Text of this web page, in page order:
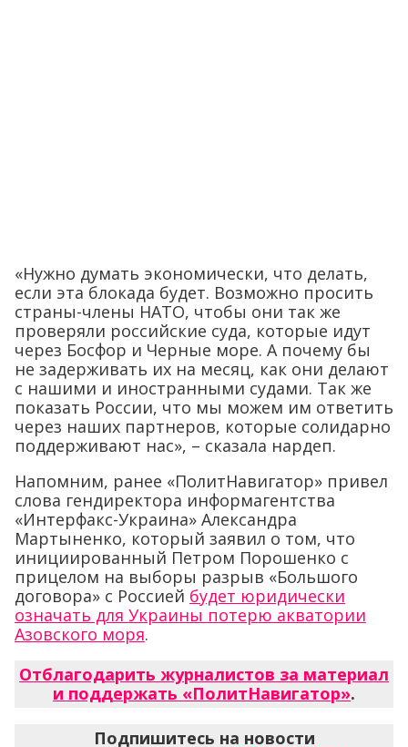
«Нужно думать экономически, что делать,
если эта блокада будет. Возможно просить
страны-члены НАТО, чтобы они так же
проверяли российские суда, которые идут
через Босфор и Черные море. А почему бы
не задерживать их на месяц, как они делают
с нашими и иностранными судами. Так же
показать России, что мы можем им ответить
через наших партнеров, которые солидарно
поддерживают нас», – сказала нардеп.
Напомним, ранее «ПолитНавигатор» привел
слова гендиректора информагентства
«Интерфакс-Украина» Александра
Мартыненко, который заявил о том, что
инициированный Петром Порошенко с
прицелом на выборы разрыв «Большого
договора» с Россией будет юридически
означать для Украины потерю акватории
Азовского моря.
Отблагодарить журналистов за материал
и поддержать «ПолитНавигатор».
Подпишитесь на новости